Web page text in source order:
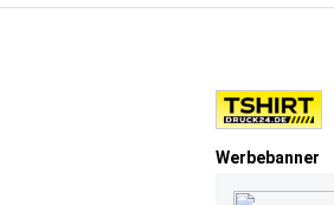
Werbebanner